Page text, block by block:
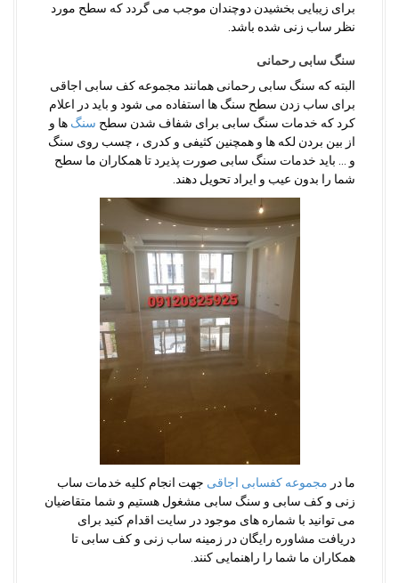
برای زیبایی بخشیدن دوچندان موجب می گردد که سطح مورد
نظر ساب زنی شده باشد.
سنگ سابی رحمانی
البته که سنگ سابی رحمانی همانند مجموعه کف سابی اجاقی
برای ساب زدن سطح سنگ ها استفاده می شود و باید در اعلام
کرد که خدمات سنگ سابی برای شفاف شدن سطح سنگ ها و
از بین بردن لکه ها و همچنین کثیفی و کدری ، چسب روی سنگ
و … باید خدمات سنگ سابی صورت پذیرد تا همکاران ما سطح
شما را بدون عیب و ایراد تحویل دهند.
ما در مجموعه کفسابی اجاقی جهت انجام کلیه خدمات ساب
زنی و کف سابی و سنگ سابی مشغول هستیم و شما متقاضیان
می توانید با شماره های موجود در سایت اقدام کنید برای
دریافت مشاوره رایگان در زمینه ساب زنی و کف سابی تا
همکاران ما شما را راهنمایی کنند.